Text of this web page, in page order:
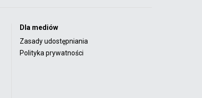
Dla mediów
Zasady udostępniania
Polityka prywatności